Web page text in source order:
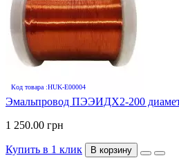
Код товара :HUK-E00004
Эмальпровод ПЭЭИДХ2-200
1 250.00 грн
Купить в 1 клик В корзину